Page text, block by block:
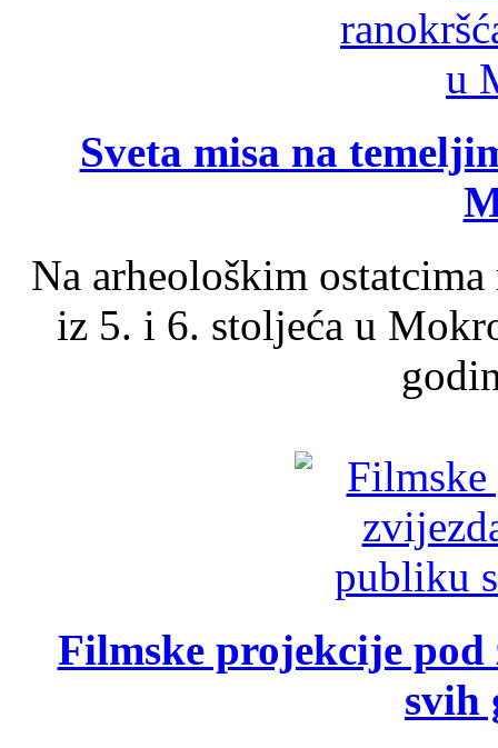
Sveta misa na
Na arheološkim
iz 5. i 6. stoljeća u
Filmske projekcije
svih